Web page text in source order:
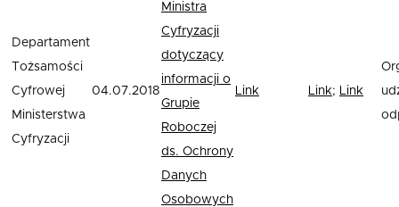
Departament
Tożsamości
Cyfrowej
Ministerstwa
Cyfryzacji
04.07.2018
Ministra
Cyfryzacji
dotyczący
informacji o
Grupie
Roboczej
ds. Ochrony
Danych
Osobowych
Link Link; Link